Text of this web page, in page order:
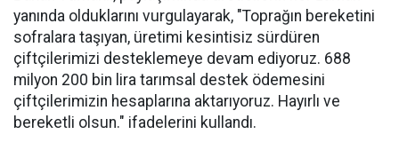
yanında olduklarını vurgulayarak, "Toprağın bereketini
sofralara taşıyan, üretimi kesintisiz sürdüren
çiftçilerimizi desteklemeye devam ediyoruz. 688
milyon 200 bin lira tarımsal destek ödemesini
çiftçilerimizin hesaplarına aktarıyoruz. Hayırlı ve
bereketli olsun." ifadelerini kullandı.